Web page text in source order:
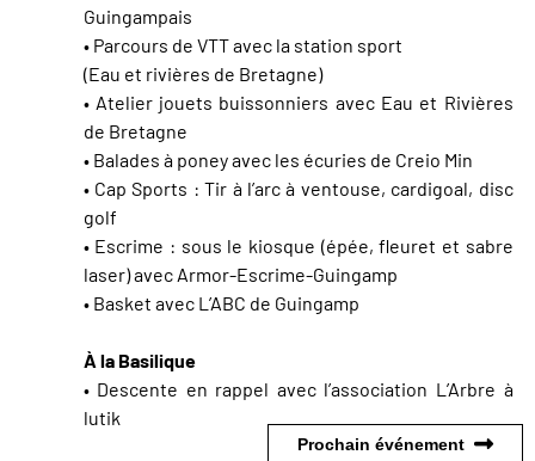
Guingampais
• Parcours de VTT avec la station sport
(Eau et rivières de Bretagne)
• Atelier jouets buissonniers avec Eau et Rivières
de Bretagne
• Balades à poney avec les écuries de Creio Min
• Cap Sports : Tir à l’arc à ventouse, cardigoal, disc
golf
• Escrime : sous le kiosque (épée, fleuret et sabre
laser) avec Armor-Escrime-Guingamp
• Basket avec L’ABC de Guingamp
À la Basilique
• Descente en rappel avec l’association L’Arbre à
lutik
Prochain événement